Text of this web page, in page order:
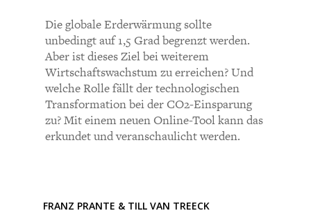
NEWSLETTER
ÜBER UNS
SUCHE
BODEN
CHARTBOOK
Die globale Erderwärmung sollte
unbedingt auf 1,5 Grad begrenzt werden.
Aber ist dieses Ziel bei weiterem
Wirtschaftswachstum zu erreichen? Und
welche Rolle fällt der technologischen
Transformation bei der CO2-Einsparung
zu? Mit einem neuen Online-Tool kann das
erkundet und veranschaulicht werden.
FRANZ PRANTE & TILL VAN TREECK
KOMMENTIEREN (VIA EMAIL)
Richtlinien
Bisher noch kein Kommentar.